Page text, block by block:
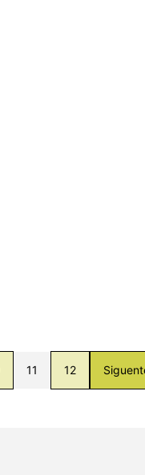
11 12